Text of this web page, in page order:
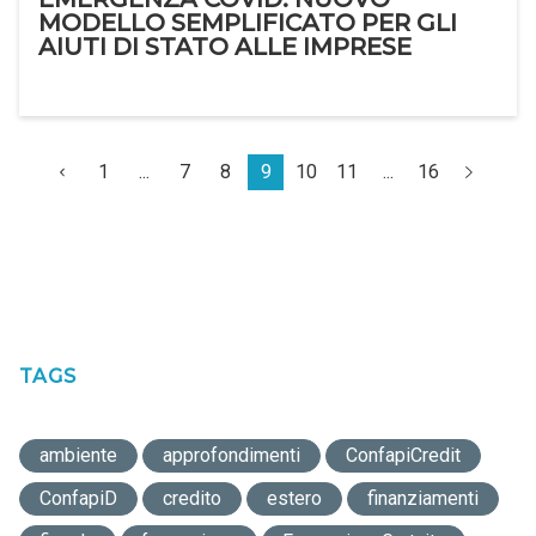
MODELLO SEMPLIFICATO PER GLI
AIUTI DI STATO ALLE IMPRESE
1 ... 7 8 9 10 11 ... 16
TAGS
ambiente approfondimenti
ConfapiCredit
ConfapiD
credito estero
finanziamenti